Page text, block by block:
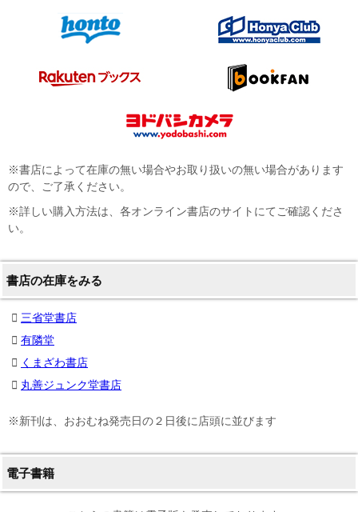
※書店によって在庫の無い場合やお取り扱いの無い場合があります
ので、ご了承ください。
※詳しい購入方法は、各オンライン書店のサイトにてご確認くださ
い。
書店の在庫をみる
三省堂書店
有隣堂
くまざわ書店
丸善ジュンク堂書店
※新刊は、おおむね発売日の２日後に店頭に並びます
電子書籍